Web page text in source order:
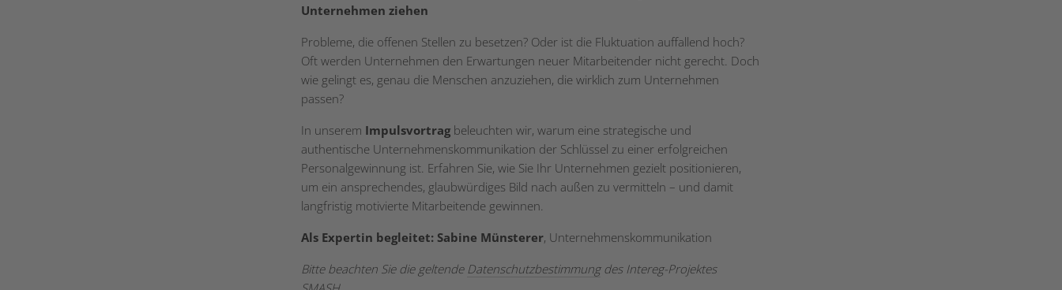
Unternehmen ziehen
Probleme, die offenen Stellen zu besetzen? Oder ist die Fluktuation auffallend hoch?
Oft werden Unternehmen den Erwartungen neuer Mitarbeitender nicht gerecht. Doch
wie gelingt es, genau die Menschen anzuziehen, die wirklich zum Unternehmen
passen?
In unserem Impulsvortrag beleuchten wir, warum eine strategische und
authentische Unternehmenskommunikation der Schlüssel zu einer erfolgreichen
Personalgewinnung ist. Erfahren Sie, wie Sie Ihr Unternehmen gezielt positionieren,
um ein ansprechendes, glaubwürdiges Bild nach außen zu vermitteln – und damit
langfristig motivierte Mitarbeitende gewinnen.
Als Expertin begleitet: Sabine Münsterer, Unternehmenskommunikation
Bitte beachten Sie die geltende Datenschutzbestimmungdes Intereg-Projektes